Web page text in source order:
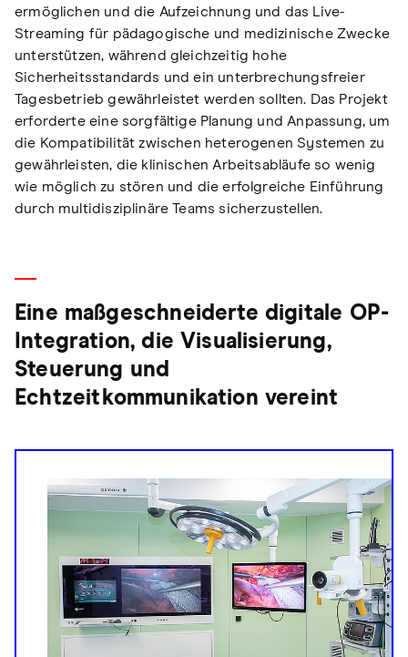
ermöglichen und die Aufzeichnung und das Live-
Streaming für pädagogische und medizinische Zwecke
unterstützen, während gleichzeitig hohe
Sicherheitsstandards und ein unterbrechungsfreier
Tagesbetrieb gewährleistet werden sollten. Das Projekt
erforderte eine sorgfältige Planung und Anpassung, um
die Kompatibilität zwischen heterogenen Systemen zu
gewährleisten, die klinischen Arbeitsabläufe so wenig
wie möglich zu stören und die erfolgreiche Einführung
durch multidisziplinäre Teams sicherzustellen.
Eine maßgeschneiderte digitale OP-
Integration, die Visualisierung,
Steuerung und
Echtzeitkommunikation vereint